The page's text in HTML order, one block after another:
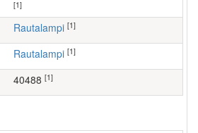
[1]
Rautalampi [1]
Rautalampi [1]
40488 [1]